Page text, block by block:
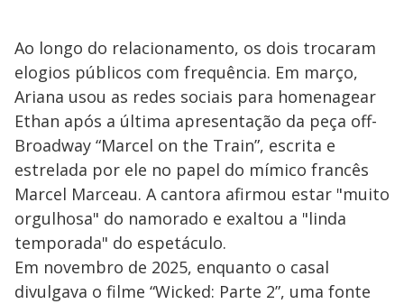
Ao longo do relacionamento, os dois trocaram
elogios públicos com frequência. Em março,
Ariana usou as redes sociais para homenagear
Ethan após a última apresentação da peça off-
Broadway “Marcel on the Train”, escrita e
estrelada por ele no papel do mímico francês
Marcel Marceau. A cantora afirmou estar "muito
orgulhosa" do namorado e exaltou a "linda
temporada" do espetáculo.
Em novembro de 2025, enquanto o casal
divulgava o filme “Wicked: Parte 2”, uma fonte